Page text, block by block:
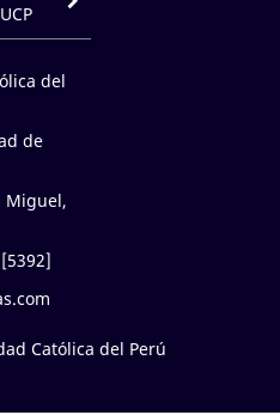
del
de
Miguel,
Católica del Perú